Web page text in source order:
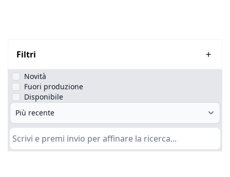
Filtri
Novità
Fuori produzione
Disponibile